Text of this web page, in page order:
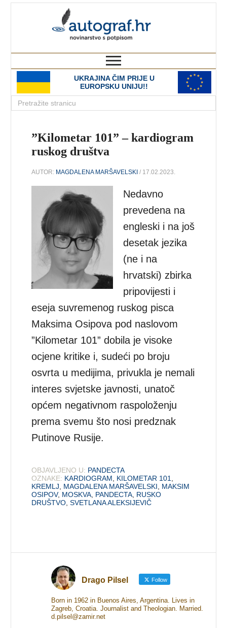
UKRAJINA ČIM PRIJE U
EUROPSKU UNIJU!!
”Kilometar 101” – kardiogram
ruskog društva
AUTOR: MAGDALENA MARŠAVELSKI / 17.02.2023.
Nedavno
prevedena na
engleski i na još
desetak jezika
(ne i na
hrvatski) zbirka
pripovijesti i
eseja suvremenog ruskog pisca
Maksima Osipova pod naslovom
”Kilometar 101” dobila je visoke
ocjene kritike i, sudeći po broju
osvrta u medijima, privukla je nemali
interes svjetske javnosti, unatoč
općem negativnom raspoloženju
prema svemu što nosi predznak
Putinove Rusije.
OBJAVLJENO U: PANDECTA
OZNAKE: KARDIOGRAM KILOMETAR 101
KREMLJ
MAGDALENA MARŠAVELSKI
MAKSIM
OSIPOV, MOSKVA PANDECTA RUSKO
DRUŠTVO ,SVETLANA ALEKSIJEVIČ
Drago Pilsel Follow
Born in 1962 in Buenos Aires, Argentina. Lives in
Zagreb, Croatia. Journalist and Theologian. Married.
d.pilsel@zamir.net